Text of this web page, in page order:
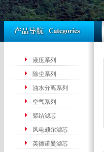
液压系列
除尘系列
油水分离系列
空气系列
聚结滤芯
风电颇尔滤芯
英德诺曼滤芯